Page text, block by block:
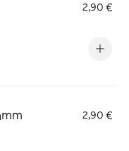
2,90 €
2,90 €